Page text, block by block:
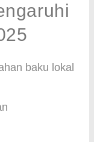
baku lokal